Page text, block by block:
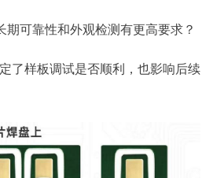
期可靠性和外观检测有更高要求？
了样板调试是否顺利，也影响后续